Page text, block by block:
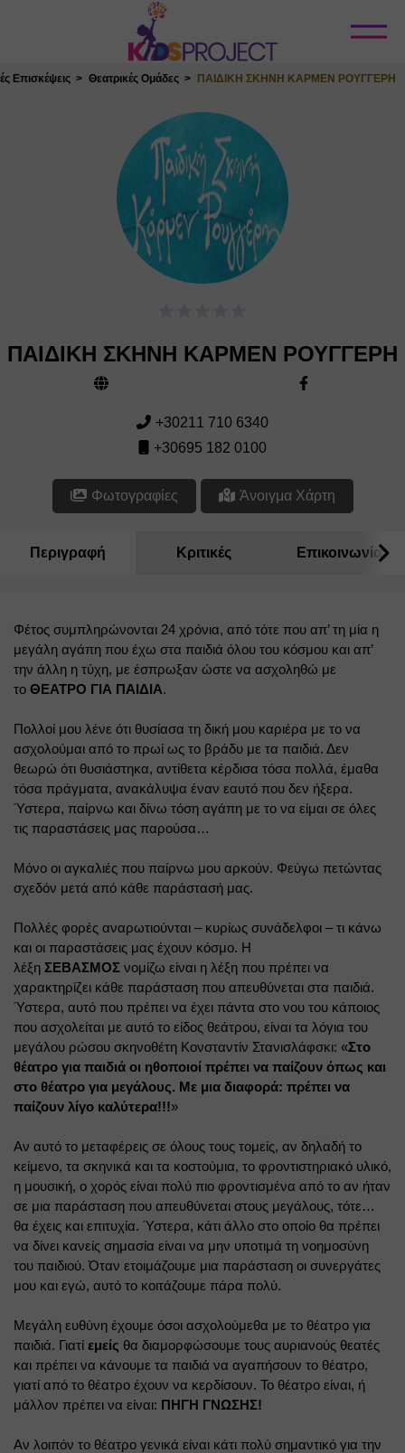
Κλείσιμο
Επισκέψεις Θεατρικές Ομάδες ΠΑΙΔΙΚΗ ΣΚΗΝΗ ΚΑΡΜΕΝ ΡΟΥΓΓΕΡΗ
ΠΑΙΔΙΚΗ ΣΚΗΝΗ ΚΑΡΜΕΝ ΡΟΥΓΓΕΡΗ
+30211 710 6340
+30695 182 0100
Φωτογραφίες Άνοιγμα Χάρτη
Περιγραφή Κριτικές Επικοινωνία
Φέτος συμπληρώνονται 24 χρόνια, από τότε που απ’ τη μία η
μεγάλη αγάπη που έχω στα παιδιά όλου του κόσμου και απ’
την άλλη η τύχη, με έσπρωξαν ώστε να ασχοληθώ με
το ΘΕΑΤΡΟ ΓΙΑ ΠΑΙΔΙΑ.
Πολλοί μου λένε ότι θυσίασα τη δική μου καριέρα με το να
ασχολούμαι από το πρωί ως το βράδυ με τα παιδιά. Δεν
θεωρώ ότι θυσιάστηκα, αντίθετα κέρδισα τόσα πολλά, έμαθα
τόσα πράγματα, ανακάλυψα έναν εαυτό που δεν ήξερα.
Ύστερα, παίρνω και δίνω τόση αγάπη με το να είμαι σε όλες
τις παραστάσεις μας παρούσα…
Μόνο οι αγκαλιές που παίρνω μου αρκούν. Φεύγω πετώντας
σχεδόν μετά από κάθε παράστασή μας.
Πολλές φορές αναρωτιούνται – κυρίως συνάδελφοι – τι κάνω
και οι παραστάσεις μας έχουν κόσμο. Η
λέξη ΣΕΒΑΣΜΟΣ νομίζω είναι η λέξη που πρέπει να
χαρακτηρίζει κάθε παράσταση που απευθύνεται στα παιδιά.
Ύστερα, αυτό που πρέπει να έχει πάντα στο νου του κάποιος
που ασχολείται με αυτό το είδος θεάτρου, είναι τα λόγια του
μεγάλου ρώσου σκηνοθέτη Κονσταντίν Στανισλάφσκι: «Στο
θέατρο για παιδιά οι ηθοποιοί πρέπει να παίζουν όπως και
στο θέατρο για μεγάλους. Με μια διαφορά: πρέπει να
παίζουν λίγο καλύτερα!!!»
Αν αυτό το μεταφέρεις σε όλους τους τομείς, αν δηλαδή το
κείμενο, τα σκηνικά και τα κοστούμια, το φροντιστηριακό υλικό,
η μουσική, ο χορός είναι πολύ πιο φροντισμένα από το αν ήταν
σε μια παράσταση που απευθύνεται στους μεγάλους, τότε…
θα έχεις και επιτυχία. Ύστερα, κάτι άλλο στο οποίο θα πρέπει
να δίνει κανείς σημασία είναι να μην υποτιμά τη νοημοσύνη
του παιδιού. Όταν ετοιμάζουμε μια παράσταση οι συνεργάτες
μου και εγώ, αυτό το κοιτάζουμε πάρα πολύ.
Μεγάλη ευθύνη έχουμε όσοι ασχολούμεθα με το θέατρο για
παιδιά. Γιατί εμείς θα διαμορφώσουμε τους αυριανούς θεατές
και πρέπει να κάνουμε τα παιδιά να αγαπήσουν το θέατρο,
γιατί από το θέατρο έχουν να κερδίσουν. Το θέατρο είναι, ή
μάλλον πρέπει να είναι: ΠΗΓΗ ΓΝΩΣΗΣ!
Αν λοιπόν το θέατρο γενικά είναι κάτι πολύ σημαντικό για την